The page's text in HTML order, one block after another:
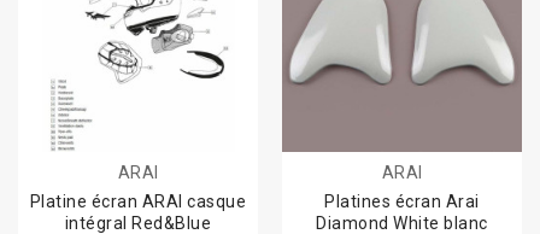
ARAI
Platine écran ARAI casque
intégral Red&Blue
ARAI
Platines écran Arai
Diamond White blanc